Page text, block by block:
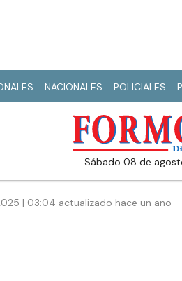
NACIONALES POLICIALES
sábado 08 de
| 03:04 actualizado hace un año